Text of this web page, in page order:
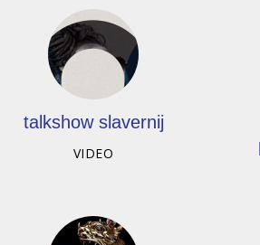
talkshow slavernij
VIDEO